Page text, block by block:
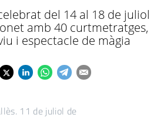
del 14 al 18 de juliol
amb 40 curtmetratges,
i espectacle de màgia
11 de juliol de